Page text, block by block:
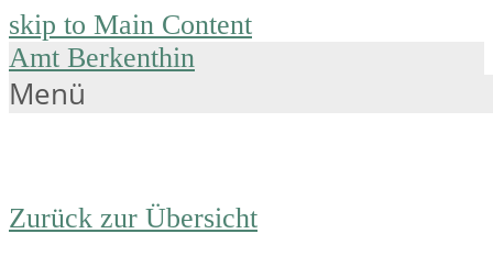
skip to Main Content
Amt Berkenthin
Menü
Zurück zur Übersicht